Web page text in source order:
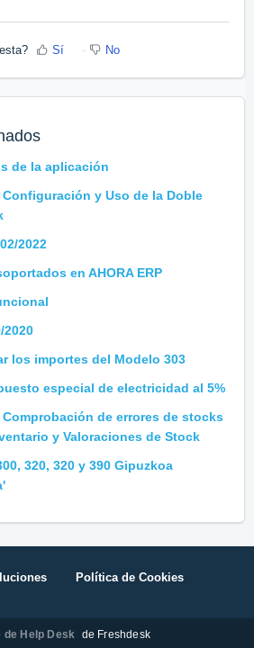
Sí No
de la aplicación
Configuración y Uso de la Doble
2022
en AHORA ERP
2020
los importes del Modelo 303
especial de electricidad al 5%
Comprobación de errores de stocks
y Valoraciones de Stock
320, 320 y 390 Gipuzkoa
Política de Cookies
de Help Desk de Freshdesk